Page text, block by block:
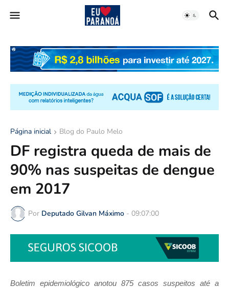
Página inicial Blog do Paulo Melo
DF registra queda de mais de
90% nas suspeitas de dengue
em 2017
Por Deputado Gilvan Máximo - 09:07:00
Boletim epidemiológico anotou 875 casos suspeitos até a